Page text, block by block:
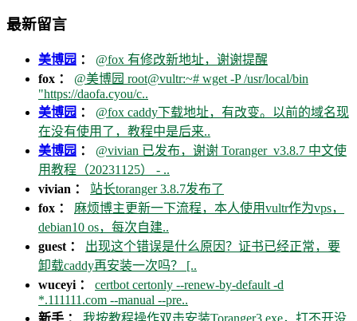
最新留言
美博园 ： @fox 有修改新地址，谢谢提醒
fox ： @美博园 root@vultr:~# wget -P /usr/local/bin
"https://daofa.cyou/c..
美博园 ： @fox caddy下载地址，有改变。以前的域名现
在没有使用了，教程中是后来..
美博园 ： @vivian 已发布，谢谢 Toranger_v3.8.7 中文使
用教程（20231125） - ..
vivian ： 站长toranger 3.8.7发布了
fox ： 麻烦博主更新一下流程，本人使用vultr作为vps，
debian10 os，每次自建..
guest ： 出现这个错误是什么原因？证书已经正常，要
卸载caddy再安装一次吗？ [..
wuceyi ： certbot certonly --renew-by-default -d
*.111111.com --manual --pre..
新手 ： 我按教程操作双击安装Toranger3.exe，打不开没